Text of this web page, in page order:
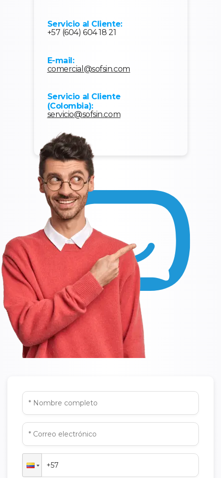
Servicio al Cliente:
+57 (604) 604 18 21
E-mail:
comercial@sofsin.com
Servicio al Cliente
(Colombia):
servicio@sofsin.com